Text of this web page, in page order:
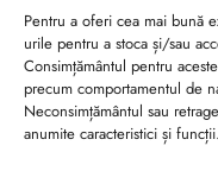
Pentru a oferi cea mai bună
urile pentru a stoca și/sau
Consimțământul pentru
precum comportamentul de
Neconsimțământul sau
anumite caracteristici și funcții.
Brides
RO44730767,
Str. Nicolae